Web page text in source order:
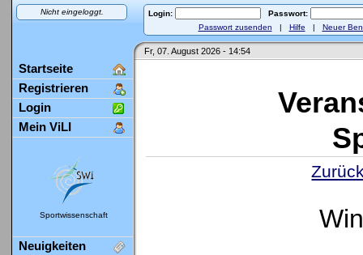
Nicht eingeloggt. Login:
Passwort:
Passwort zusenden | Hilfe | Neuer
Fr, 07. August 2026 - 14:54
Startseite
Registrieren
Login
Mein ViLI
Sportwissenschaft
Neuigkeiten